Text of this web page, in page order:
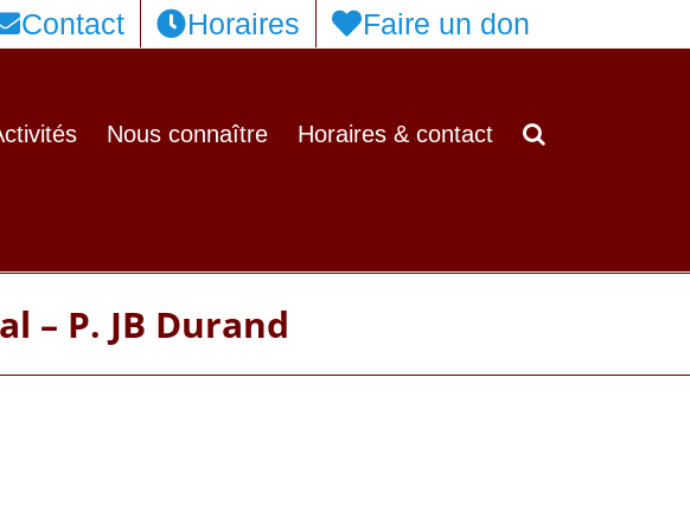
Contact Horaires Faire un don
Nous connaître Horaires & contact
– P. JB Durand